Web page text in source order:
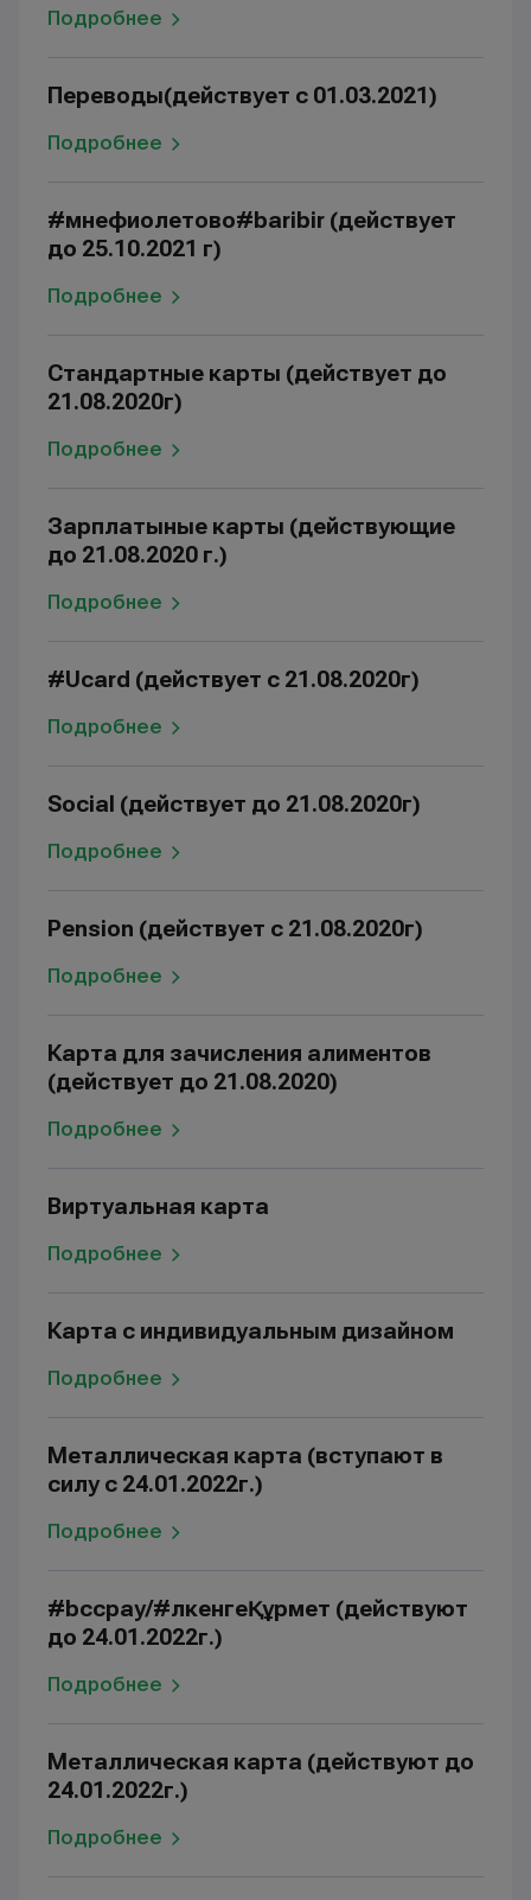
Подробнее
Переводы(действует с 01.03.2021)
Подробнее
#мнефиолетово#baribir (действует
до 25.10.2021 г)
Подробнее
Стандартные карты (действует до
21.08.2020г)
Подробнее
Зарплатыные карты (действующие
до 21.08.2020 г.)
Подробнее
#Ucard (действует с 21.08.2020г)
Подробнее
Social (действует до 21.08.2020г)
Подробнее
Pension (действует с 21.08.2020г)
Подробнее
Карта для зачисления алиментов
(действует до 21.08.2020)
Подробнее
Виртуальная карта
Подробнее
Карта с индивидуальным дизайном
Подробнее
Металлическая карта (вступают в
силу с 24.01.2022г.)
Подробнее
#bccpay/#ҮлкенгеҚұрмет (действуют
до 24.01.2022г.)
Подробнее
Металлическая карта (действуют до
24.01.2022г.)
Подробнее